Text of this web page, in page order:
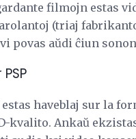
filmojn estas
(triaj
povas aŭdi ĉiun
haveblaj sur la
kvalito. Ankaŭ